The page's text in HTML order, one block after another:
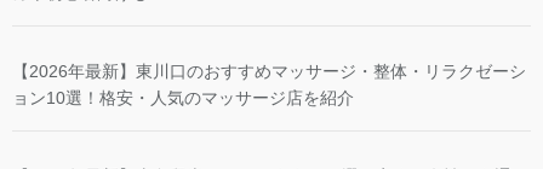
【2026年最新】東川口のおすすめマッサージ・整体・リラクゼーシ
ョン10選！格安・人気のマッサージ店を紹介